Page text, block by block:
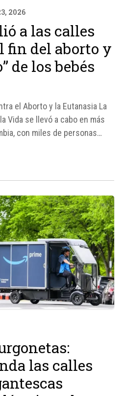
2026
a las calles
fin del aborto y
de los bebés
el Aborto y la Eutanasia La
Vida se llevó a cabo en más
con miles de personas
el aborto y para
las calles